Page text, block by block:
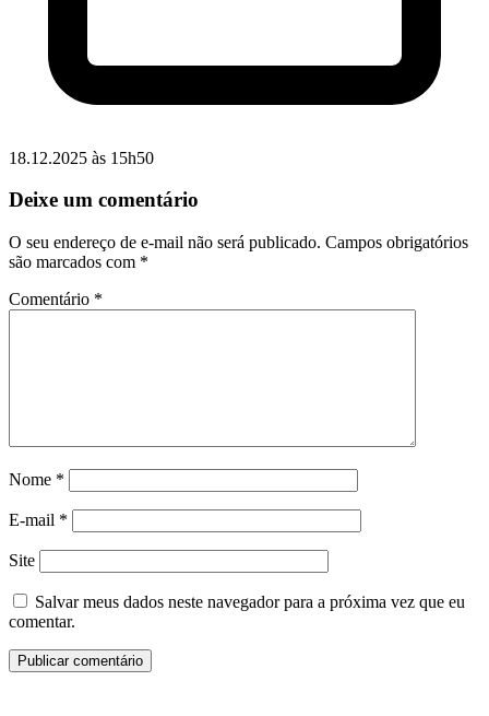
18.12.2025 às 15h50
Deixe um comentário
O seu endereço de e-mail não será publicado. Campos obrigatórios
são marcados com *
Comentário *
Nome *
E-mail *
Site
Salvar meus dados neste navegador para a próxima vez que eu
comentar.